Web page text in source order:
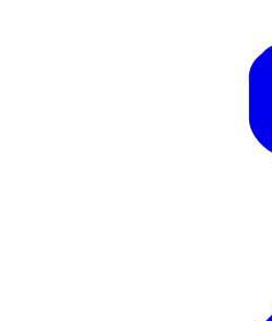
mijn naam is Daan Jansen
hebben over een onderdeel
tafel. Zouden jullie even kort
met lezen hebt en ik begin bij mij
Mijn naam is Lammie Prins.
Dat is een mbo-instelling.
als in het vso als op
beziggehouden met
herinneren en ik heb onder